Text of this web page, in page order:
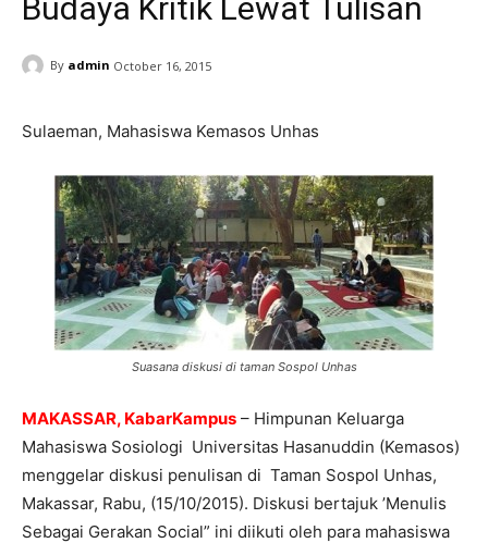
Budaya Kritik Lewat Tulisan
By admin October 16, 2015
Sulaeman, Mahasiswa Kemasos Unhas
Suasana diskusi di taman Sospol Unhas
MAKASSAR, KabarKampus – Himpunan Keluarga
Mahasiswa Sosiologi Universitas Hasanuddin (Kemasos)
menggelar diskusi penulisan di Taman Sospol Unhas,
Makassar, Rabu, (15/10/2015). Diskusi bertajuk ’Menulis
Sebagai Gerakan Social” ini diikuti oleh para mahasiswa